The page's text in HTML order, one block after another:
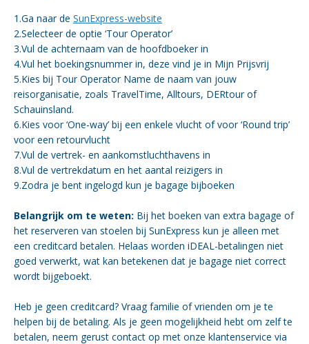
1.Ga naar de SunExpress-website
2.Selecteer de optie ‘Tour Operator’
3.Vul de achternaam van de hoofdboeker in
4.Vul het boekingsnummer in, deze vind je in Mijn Prijsvrij
5.Kies bij Tour Operator Name de naam van jouw
reisorganisatie, zoals TravelTime, Alltours, DERtour of
Schauinsland.
6.Kies voor ‘One-way’ bij een enkele vlucht of voor ‘Round trip’
voor een retourvlucht
7.Vul de vertrek- en aankomstluchthavens in
8.Vul de vertrekdatum en het aantal reizigers in
9.Zodra je bent ingelogd kun je bagage bijboeken
Belangrijk om te weten: Bij het boeken van extra bagage of
het reserveren van stoelen bij SunExpress kun je alleen met
een creditcard betalen. Helaas worden iDEAL-betalingen niet
goed verwerkt, wat kan betekenen dat je bagage niet correct
wordt bijgeboekt.
Heb je geen creditcard? Vraag familie of vrienden om je te
helpen bij de betaling. Als je geen mogelijkheid hebt om zelf te
betalen, neem gerust contact op met onze klantenservice via